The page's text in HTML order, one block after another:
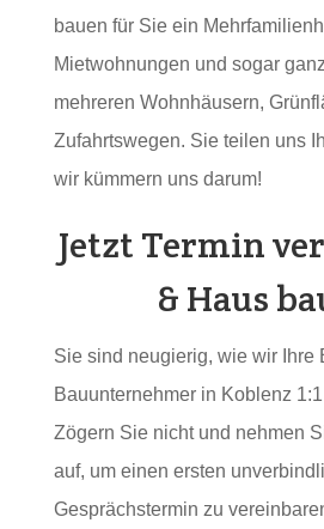
bauen für Sie ein
Mietwohnungen und sogar
mehreren Wohnhäusern,
Zufahrtswegen. Sie teilen uns
wir kümmern uns darum!
Jetzt Termin
& Haus
Sie sind neugierig, wie wir Ihre
Bauunternehmer in Koblenz
Zögern Sie nicht und nehmen
auf, um einen ersten
Gesprächstermin zu